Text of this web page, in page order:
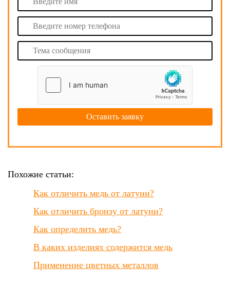
Похожие статьи:
Как отличить медь от латуни?
Как отличить бронзу от латуни?
Как определить медь?
В каких изделиях содержится медь
Применение цветных металлов